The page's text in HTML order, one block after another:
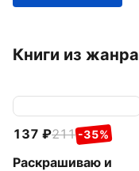
Книги из жанра
137 211 -35%
Раскрашиваю и